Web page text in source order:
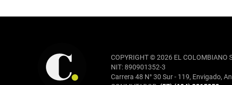
COPYRIGHT © 2026 EL COLOMBIANO
NIT: 890901352-3
Carrera 48 N° 30 Sur - 119, Envigado,